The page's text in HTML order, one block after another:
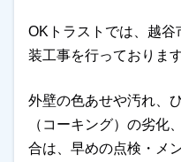
OKトラストでは、越
装工事を行っております
外壁の色あせや汚れ、
（コーキング）の劣化
合は、早めの点検・メ